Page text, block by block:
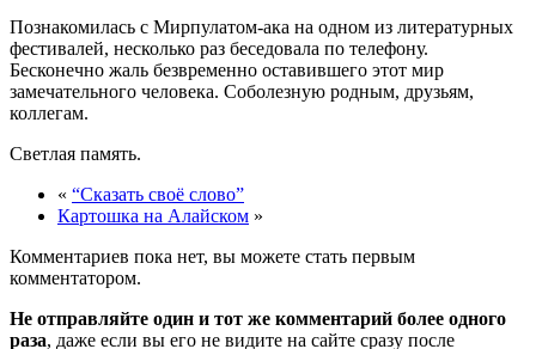
Познакомилась с Мирпулатом-ака на одном из литературных
фестивалей, несколько раз беседовала по телефону.
Бесконечно жаль безвременно оставившего этот мир
замечательного человека. Соболезную родным, друзьям,
коллегам.
Светлая память.
« “Сказать своё слово”
Картошка на Алайском »
Комментариев пока нет, вы можете стать первым
комментатором.
Не отправляйте один и тот же комментарий более одного
раза, даже если вы его не видите на сайте сразу после